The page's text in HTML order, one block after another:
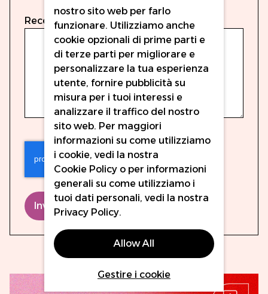
Recensione
Invia recensione
nostro sito web per farlo
funzionare. Utilizziamo anche
cookie opzionali di prime parti e
di terze parti per migliorare e
personalizzare la tua esperienza
utente, fornire pubblicità su
misura per i tuoi interessi e
analizzare il traffico del nostro
sito web. Per maggiori
informazioni su come utilizziamo
i cookie, vedi la nostra
Cookie Policy o per informazioni
generali su come utilizziamo i
tuoi dati personali, vedi la nostra
Privacy Policy.
Allow All
Gestire i cookie